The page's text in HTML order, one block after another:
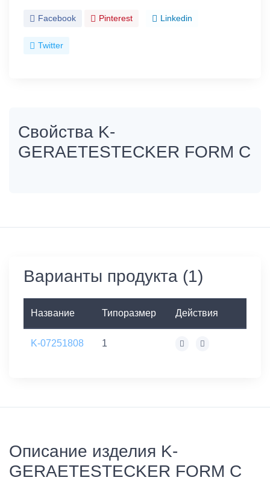
Facebook Pinterest Linkedin
Twitter
Свойства K-
GERAETESTECKER FORM C
Варианты продукта (1)
Название Типоразмер Действия
K-07251808 1
Описание изделия K-
GERAETESTECKER FORM C